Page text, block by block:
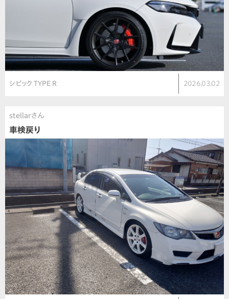
シビック TYPE R 2026.03.02
stellarさん
車検戻り